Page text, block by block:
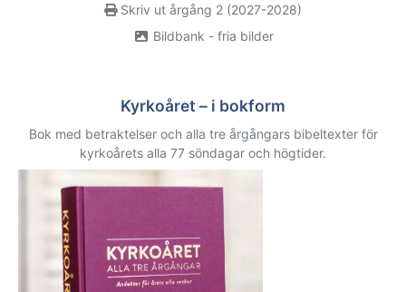
Skriv ut årgång 2 (2027-2028)
Bildbank - fria bilder
Kyrkoåret – i bokform
Bok med betraktelser och alla tre årgångars bibeltexter för
kyrkoårets alla 77 söndagar och högtider.